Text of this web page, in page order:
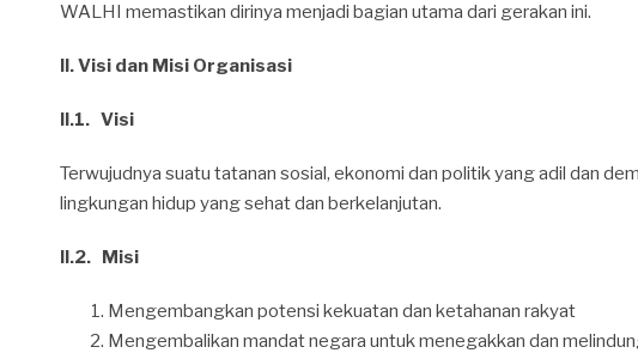
WALHI memastikan dirinya menjadi bagian utama dari gerakan ini.
II. Visi dan Misi Organisasi
II.1. Visi
Terwujudnya suatu tatanan sosial, ekonomi dan politik yang adil dan
lingkungan hidup yang sehat dan berkelanjutan.
II.2. Misi
Mengembangkan potensi kekuatan dan ketahanan rakyat
Mengembalikan mandat negara untuk menegakkan dan